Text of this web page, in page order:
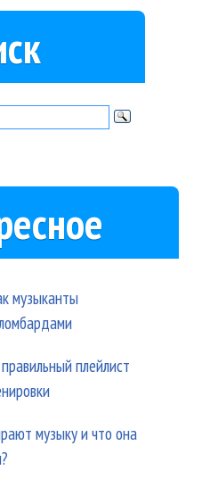
музыканты
плейлист
музыку и что она